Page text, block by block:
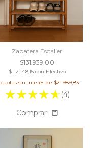
Zapatera Escalier
$131.939,00
$112.148,15 con Efectivo
cuotas sin interés de $21.989,83
(4)
Comprar